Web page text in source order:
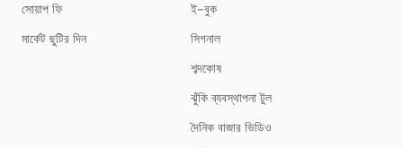
সোয়াপ ফি
মার্কেট ছুটির দিন
ই-বুক
সিগনাল
শব্দকোষ
ঝুঁকি ব্যবস্থাপনা টুল
দৈনিক বাজার ভিডিও